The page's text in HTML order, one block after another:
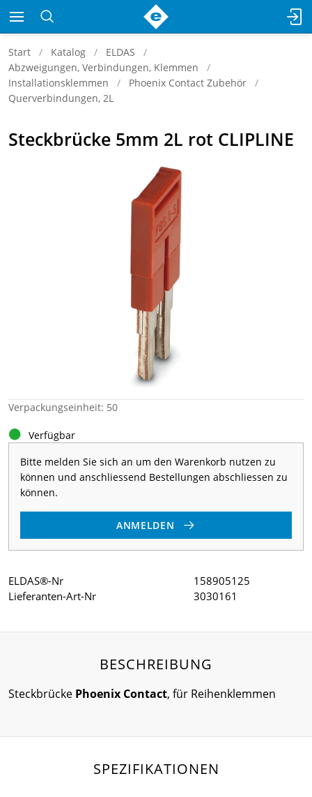
Start Katalog
ELDAS
Abzweigungen, Verbindungen, Klemmen
Installationsklemmen
Phoenix Contact Zubehör
Querverbindungen, 2L
Steckbrücke 5mm 2L rot CLIPLINE
Verpackungseinheit: 50
Verfügbar
Bitte melden Sie sich an um den Warenkorb nutzen zu
können und anschliessend Bestellungen abschliessen zu
können.
ANMELDEN
ELDAS®-Nr
158905125
Lieferanten-Art-Nr
3030161
BESCHREIBUNG
Steckbrücke Phoenix Contact, für Reihenklemmen
SPEZIFIKATIONEN